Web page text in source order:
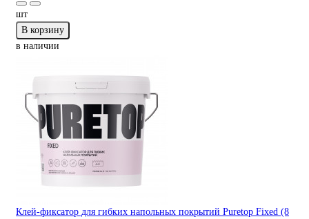
шт
В корзину
в наличии
Клей-фиксатор для гибких напольных покрытий Puretop Fixed (8